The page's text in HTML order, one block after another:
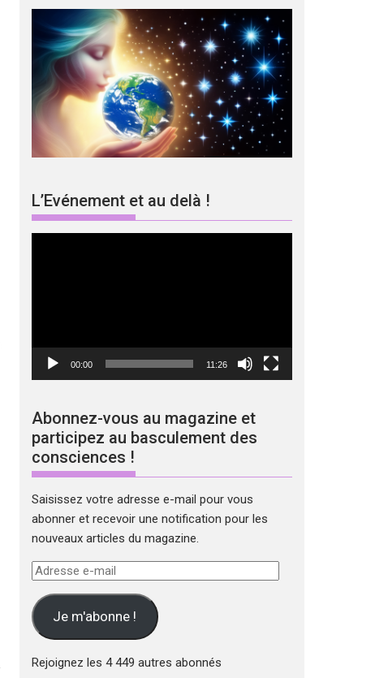
L’Evénement et au delà !
00:00 11:26
Abonnez-vous au magazine et
participez au basculement des
consciences !
Saisissez votre adresse e-mail pour vous
abonner et recevoir une notification pour les
nouveaux articles du magazine.
Adresse
mail Je m'abonne !
Rejoignez les 4 449 autres abonnés